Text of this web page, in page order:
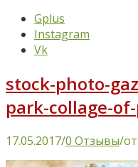
Gplus
Instagram
Vk
stock-photo-
park-collage-
17.05.2017/0 Отзывы/от